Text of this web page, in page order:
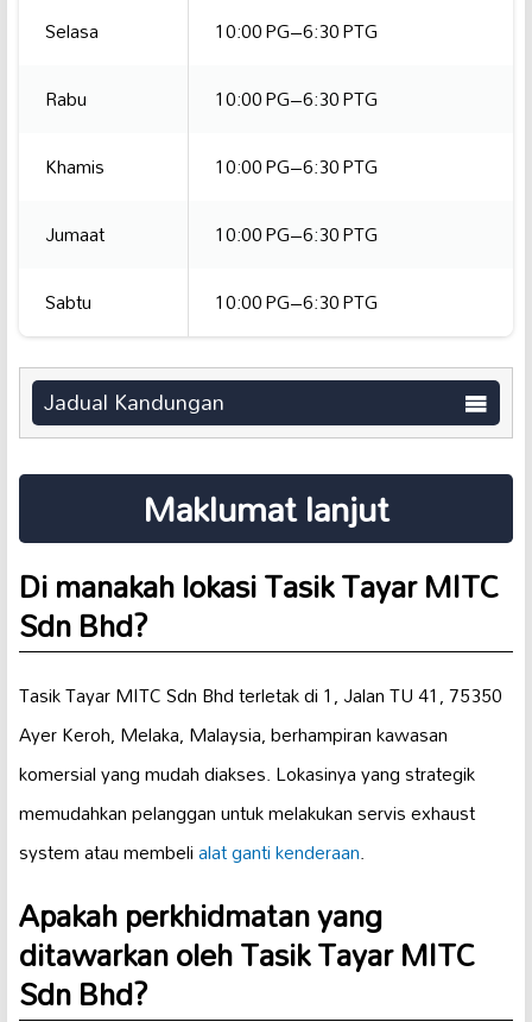
Selasa
10:00 PG–6:30 PTG
Rabu
10:00 PG–6:30 PTG
Khamis
10:00 PG–6:30 PTG
Jumaat
10:00 PG–6:30 PTG
Sabtu
10:00 PG–6:30 PTG
Jadual Kandungan
Maklumat lanjut
Di manakah lokasi Tasik Tayar MITC
Sdn Bhd?
Tasik Tayar MITC Sdn Bhd terletak di 1, Jalan TU 41, 75350
Ayer Keroh, Melaka, Malaysia, berhampiran kawasan
komersial yang mudah diakses. Lokasinya yang strategik
memudahkan pelanggan untuk melakukan servis exhaust
system atau membelialat ganti kenderaan.
Apakah perkhidmatan yang
ditawarkan oleh Tasik Tayar MITC
Sdn Bhd?